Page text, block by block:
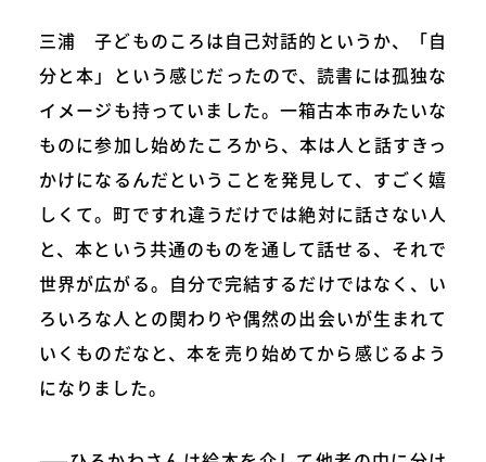
三浦 子どものころは自己対話的というか、「自
分と本」という感じだったので、読書には孤独な
イメージも持っていました。一箱古本市みたいな
ものに参加し始めたころから、本は人と話すきっ
かけになるんだということを発見して、すごく嬉
しくて。町ですれ違うだけでは絶対に話さない人
と、本という共通のものを通して話せる、それで
世界が広がる。自分で完結するだけではなく、い
ろいろな人との関わりや偶然の出会いが生まれて
いくものだなと、本を売り始めてから感じるよう
になりました。